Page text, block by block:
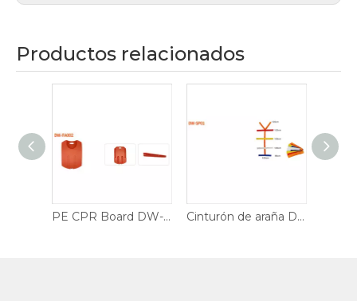
Productos relacionados
Cinturón de araña DW-SP01 Junta de rescate JL-LS-A